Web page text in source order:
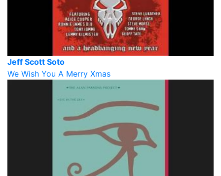
Jeff Scott Soto
We Wish You A Merry Xmas